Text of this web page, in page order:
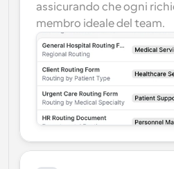
assicurando che ogni
membro ideale del team.